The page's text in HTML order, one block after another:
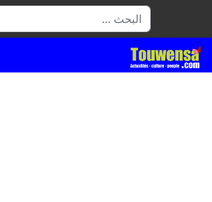
البحث